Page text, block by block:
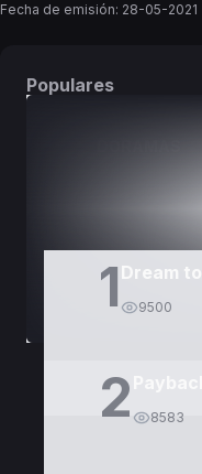
Fecha de emisión: 28-05-2021
Populares
1 Dream
9500
2 8583